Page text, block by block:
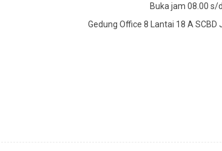
Buka jam 08.00 s/
Gedung Office 8 Lantai 18 A